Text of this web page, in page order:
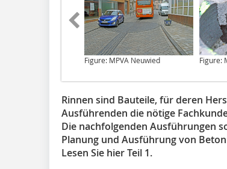
Figure: MPVA Neuwied Figure:
Rinnen sind Bauteile, für deren
Ausführenden die nötige
Die nachfolgenden Ausführungen
Planung und Ausführung von
Lesen Sie hier Teil 1.